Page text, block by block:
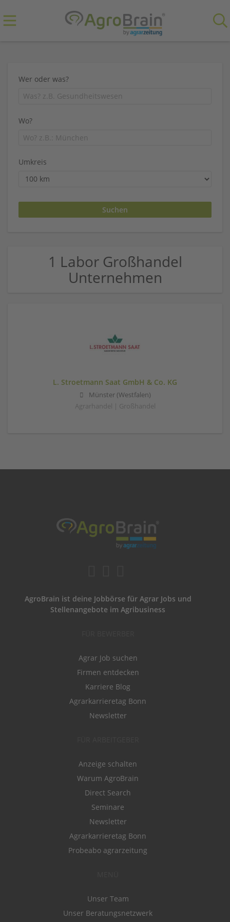
Wer oder was?
Wo?
Umkreis
1 Labor Großhandel
Unternehmen
L. Stroetmann Saat GmbH & Co. KG
Münster (Westfalen)
Agrarhandel | Großhandel
AgroBrain ist deine Jobbörse für Agrar Jobs und
Stellenangebote im Agribusiness
Agrar Job suchen
Firmen entdecken
Karriere Blog
Agrarkarrieretag Bonn
Newsletter
Anzeige schalten
Warum AgroBrain
Direct Search
Seminare
Newsletter
Agrarkarrieretag Bonn
Probeabo agrarzeitung
Unser Team
Unser Beratungsnetzwerk